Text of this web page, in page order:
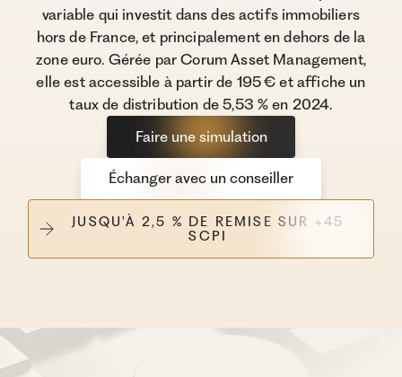
variable qui investit dans des actifs immobiliers
hors de France, et principalement en dehors de la
zone euro. Gérée par Corum Asset Management,
elle est accessible à partir de 195 € et affiche un
taux de distribution de 5,53 % en 2024.
Faire une simulation
Échanger avec un conseiller
JUSQU'À 2,5 % DE REMISE SUR +45
SCPI